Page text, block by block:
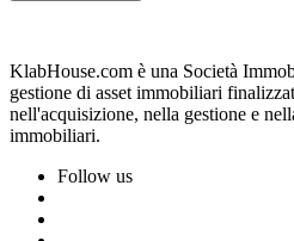
KlabHouse.com è una Società
gestione di asset immobiliari
nell'acquisizione, nella gestione e
immobiliari.
Follow us